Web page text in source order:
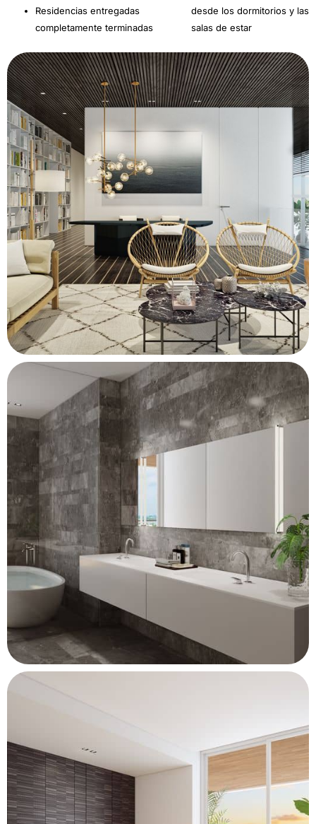
Residencias entregadas
completamente terminadas
desde los dormitorios y las
salas de estar